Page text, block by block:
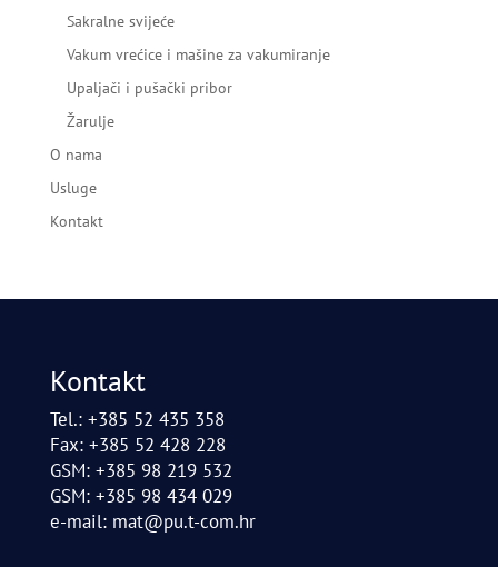
Sakralne svijeće
Vakum vrećice i mašine za vakumiranje
Upaljači i pušački pribor
Žarulje
O nama
Usluge
Kontakt
Kontakt
Tel.: +385 52 435 358
Fax: +385 52 428 228
GSM: +385 98 219 532
GSM: +385 98 434 029
e-mail: mat@pu.t-com.hr